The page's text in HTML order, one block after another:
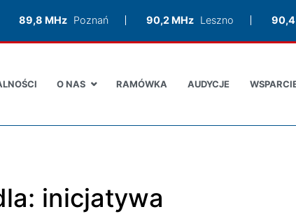
89,8 MHz Poznań 90,2 MHz Leszno 90,4
O NAS RAMÓWKA AUDYCJE
inicjatywa